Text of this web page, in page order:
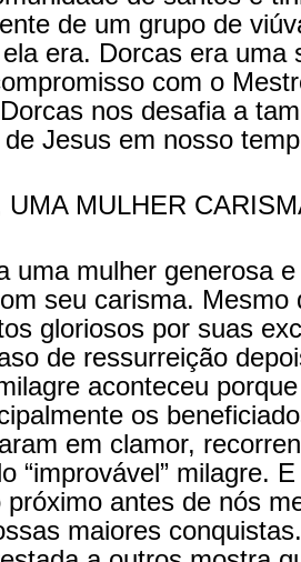
de um grupo de
era. Dorcas era uma
com o
nos desafia a
Jesus em nosso
UMA MULHER
uma mulher generosa
seu carisma. Mesmo
gloriosos por suas
de ressurreição
aconteceu
os
em clamor,
“improvável” milagre.
próximo antes de nós
maiores